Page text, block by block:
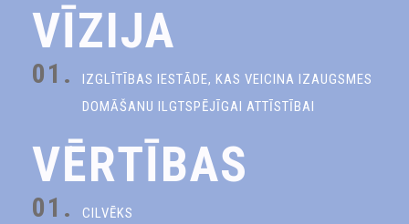
VĪZIJA
01.
IZGLĪTĪBAS IESTĀDE, KAS VEICINA IZAUGSMES
DOMĀŠANU ILGTSPĒJĪGAI ATTĪSTĪBAI
VĒRTĪBAS
01. CILVĒKS